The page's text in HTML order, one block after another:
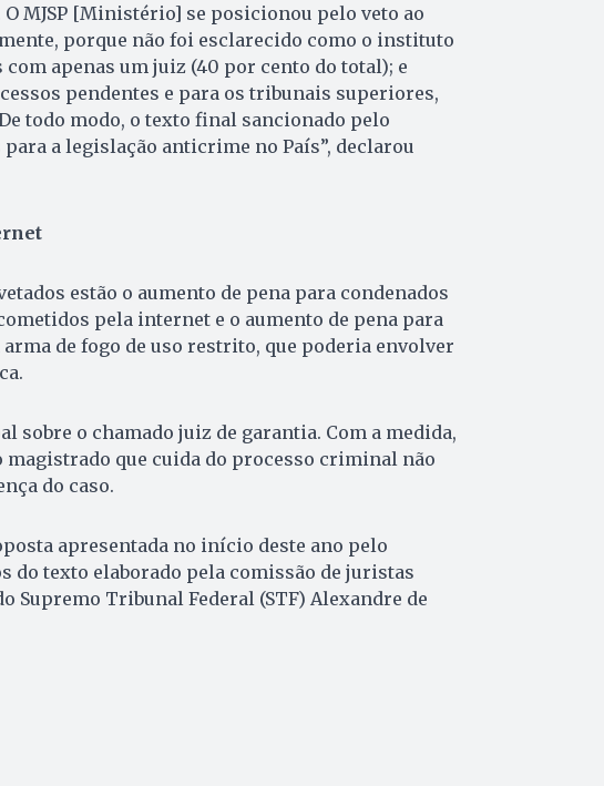
O MJSP [Ministério] se posicionou pelo veto ao
porque não foi esclarecido como o instituto
apenas um juiz (40 por cento do total); e
pendentes e para os tribunais superiores,
todo modo, o texto final sancionado pelo
a legislação anticrime no País”, declarou
estão o aumento de pena para condenados
pela internet e o aumento de pena para
de fogo de uso restrito, que poderia envolver
sobre o chamado juiz de garantia. Com a medida,
magistrado que cuida do processo criminal não
do caso.
apresentada no início deste ano pelo
do texto elaborado pela comissão de juristas
Supremo Tribunal Federal (STF) Alexandre de